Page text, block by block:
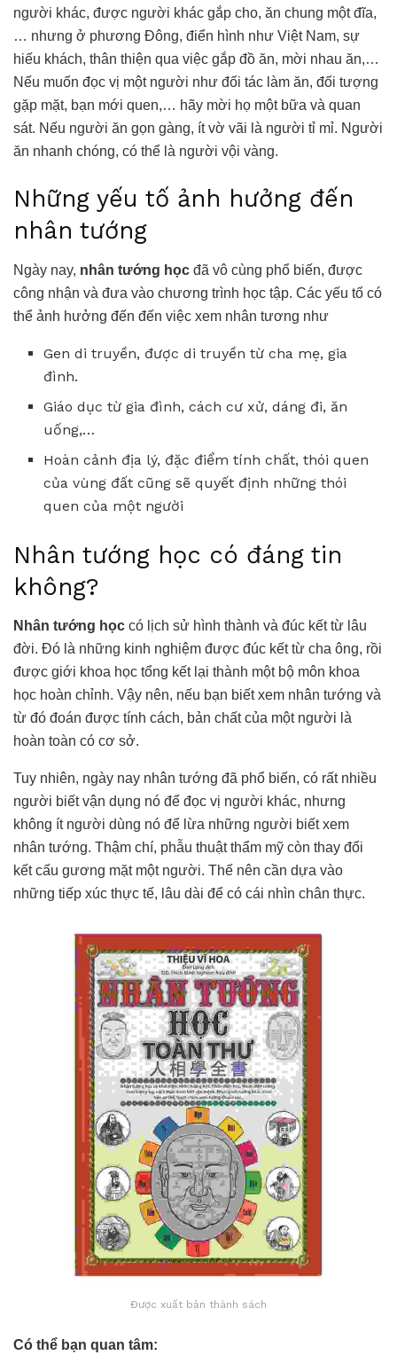
người khác, được người khác gắp cho, ăn chung một đĩa,
… nhưng ở phương Đông, điển hình như Việt Nam, sự
hiếu khách, thân thiện qua việc gắp đồ ăn, mời nhau ăn,…
Nếu muốn đọc vị một người như đối tác làm ăn, đối tượng
gặp mặt, bạn mới quen,… hãy mời họ một bữa và quan
sát. Nếu người ăn gọn gàng, ít vờ vãi là người tỉ mỉ. Người
ăn nhanh chóng, có thể là người vội vàng.
Những yếu tố ảnh hưởng đến
nhân tướng
Ngày nay, nhân tướng học đã vô cùng phổ biến, được
công nhận và đưa vào chương trình học tập. Các yếu tố có
thể ảnh hưởng đến đến việc xem nhân tương như
Gen di truyền, được di truyền từ cha mẹ, gia
đình.
Giáo dục từ gia đình, cách cư xử, dáng đi, ăn
uống,…
Hoàn cảnh địa lý, đặc điểm tính chất, thói quen
của vùng đất cũng sẽ quyết định những thói
quen của một người
Nhân tướng học có đáng tin
không?
Nhân tướng học có lịch sử hình thành và đúc kết từ lâu
đời. Đó là những kinh nghiệm được đúc kết từ cha ông, rồi
được giới khoa học tổng kết lại thành một bộ môn khoa
học hoàn chỉnh. Vậy nên, nếu bạn biết xem nhân tướng và
từ đó đoán được tính cách, bản chất của một người là
hoàn toàn có cơ sở.
Tuy nhiên, ngày nay nhân tướng đã phổ biến, có rất nhiều
người biết vận dụng nó để đọc vị người khác, nhưng
không ít người dùng nó để lừa những người biết xem
nhân tướng. Thậm chí, phẫu thuật thẩm mỹ còn thay đổi
kết cấu gương mặt một người. Thế nên cần dựa vào
những tiếp xúc thực tế, lâu dài để có cái nhìn chân thực.
Được xuất bản thành sách
Có thể bạn quan tâm: